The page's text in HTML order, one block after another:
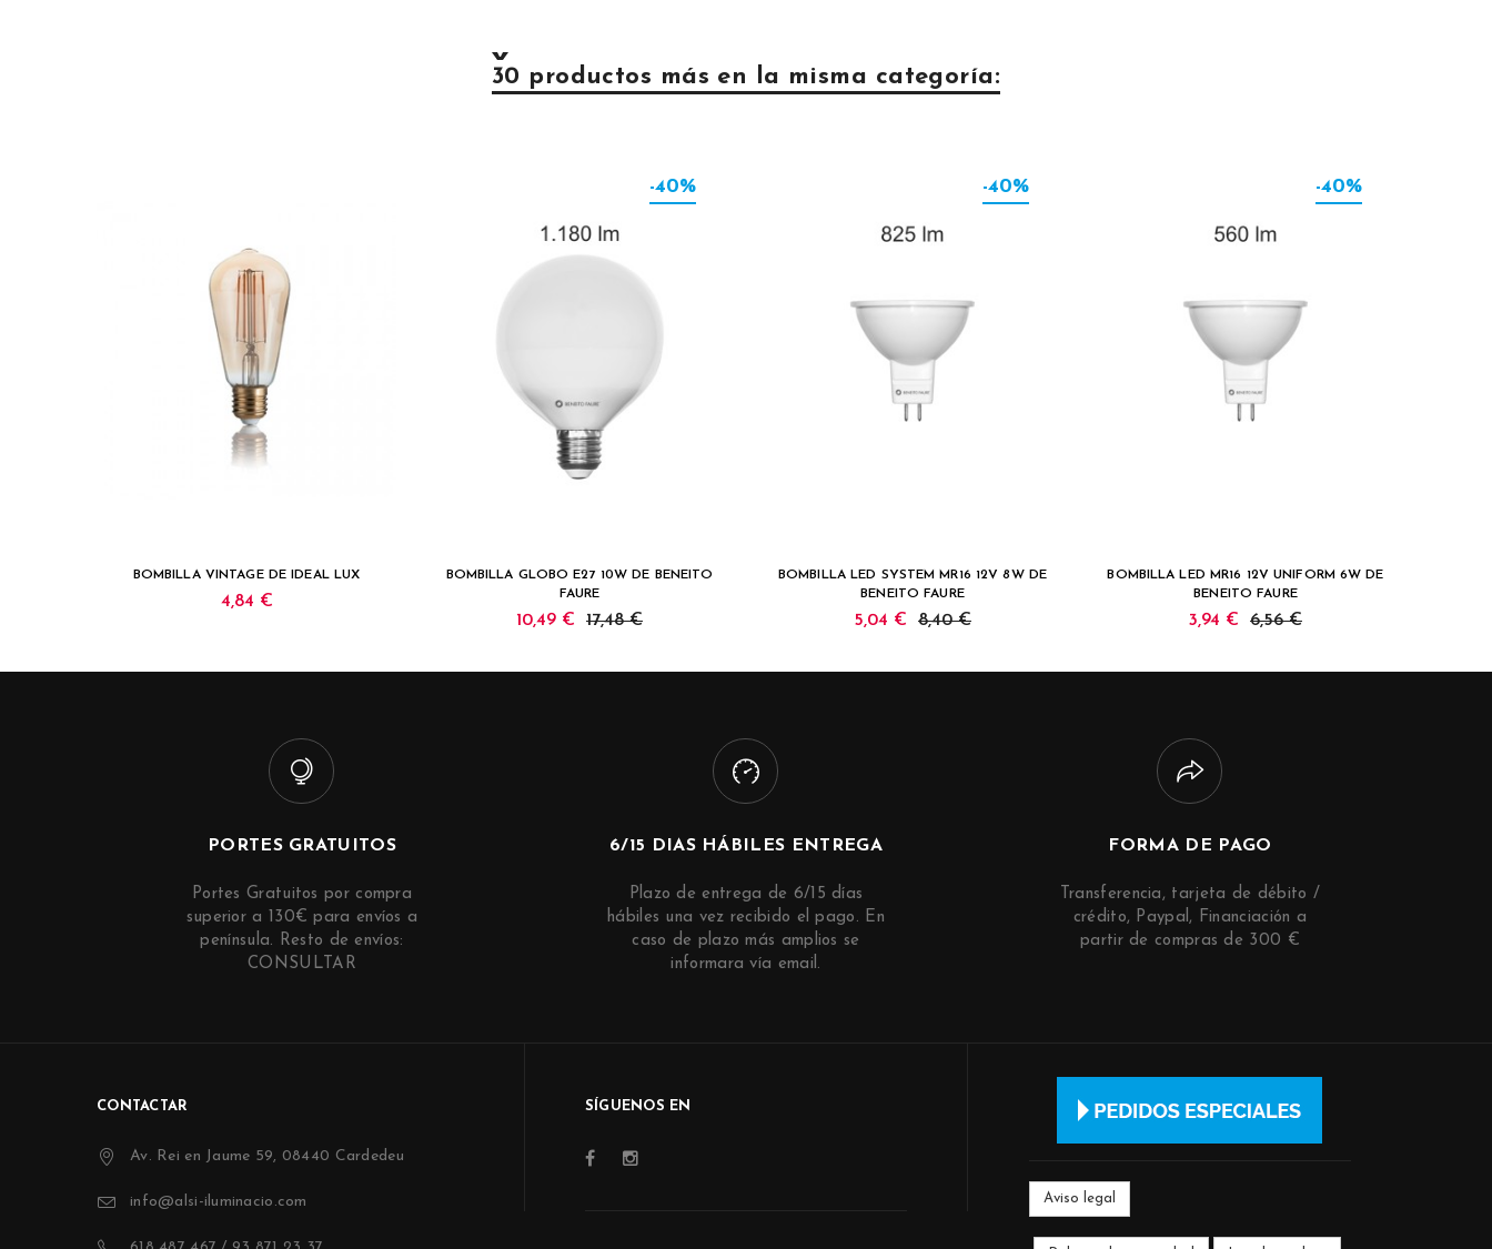
30 productos más en la misma categoría:
BOMBILLA VINTAGE DE IDEAL LUX
4,84 €
-40%
BOMBILLA GLOBO E27 10W DE BENEITO
FAURE
10,49 € 17,48 €
-40%
BOMBILLA LED SYSTEM MR16 12V 8W DE
BENEITO FAURE
5,04 € 8,40 €
-40%
BOMBILLA LED MR16 12V UNIFORM 6W DE
BENEITO FAURE
3,94 € 6,56 €
PORTES GRATUITOS
Portes Gratuitos por compra
superior a 130€ para envíos a
península. Resto de envíos:
CONSULTAR
6/15 DIAS HÁBILES ENTREGA
Plazo de entrega de 6/15 días
hábiles una vez recibido el pago. En
caso de plazo más amplios se
informara vía email.
FORMA DE PAGO
Transferencia, tarjeta de débito /
crédito, Paypal, Financiación a
partir de compras de 300 €
CONTACTAR
Av. Rei en Jaume 59, 08440 Cardedeu
info@alsi-iluminacio.com
SÍGUENOS EN
Aviso legal